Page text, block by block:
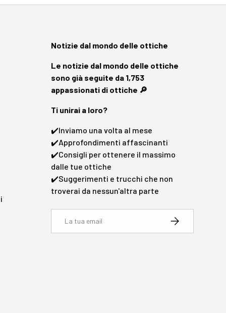
Notizie dal mondo delle ottiche
Le notizie dal mondo delle ottiche
sono già seguite da 1,753
appassionati di ottiche 🔎
Ti unirai a loro?
✔️Inviamo una volta al mese
✔️Approfondimenti affascinanti
✔️Consigli per ottenere il massimo
dalle tue ottiche
✔️Suggerimenti e trucchi che non
troverai da nessun'altra parte
Iscriviti